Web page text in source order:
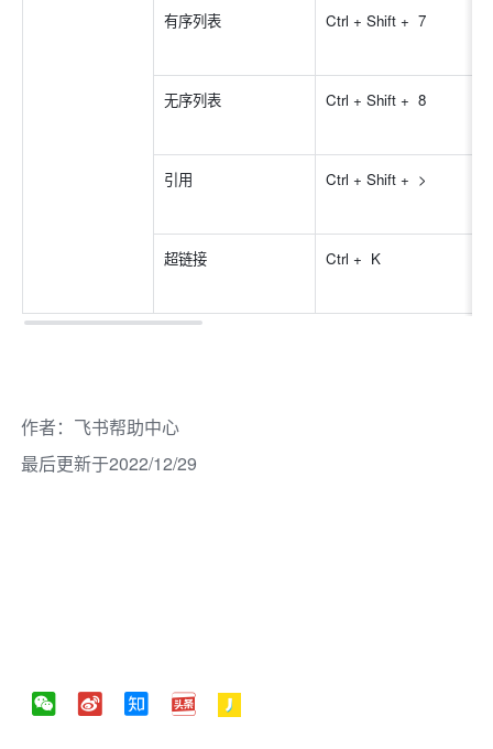
有序列表 Ctrl + Shift +  7
无序列表 Ctrl + Shift +  8
引用 Ctrl + Shift +  >
超链接 Ctrl +  K
作者： 飞书帮助中心
最后更新于2022/12/29